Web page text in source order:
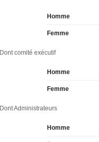
Homme
Femme
Dont comité exécutif
Homme
Femme
Dont Administrateurs
Homme